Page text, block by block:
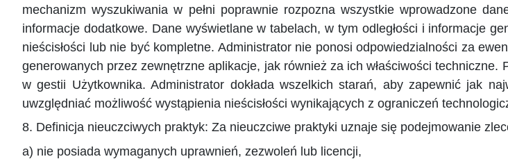
mechanizm wyszukiwania w pełni poprawnie rozpozna wszystkie wprowadzone
informacje dodatkowe. Dane wyświetlane w tabelach, w tym odległości i informacje
nieścisłości lub nie być kompletne. Administrator nie ponosi odpowiedzialności za
generowanych przez zewnętrzne aplikacje, jak również za ich właściwości
w gestii Użytkownika. Administrator dokłada wszelkich starań, aby zapewnić jak
uwzględniać możliwość wystąpienia nieścisłości wynikających z ograniczeń
8. Definicja nieuczciwych praktyk: Za nieuczciwe praktyki uznaje się podejmowanie
a) nie posiada wymaganych uprawnień, zezwoleń lub licencji,